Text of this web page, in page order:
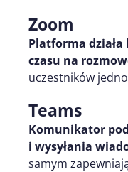
Zoom
Platforma
czasu na
uczestników
Teams
Komunikator
i wysyłania
samym